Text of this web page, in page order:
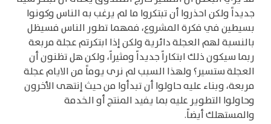
جديداً ولكن احذروا أن تبتكروا ما لم يرغب به الناس وكونوا
بسيطين في فكرة المشروع، فمهما تطور الناس فسيظل
بالنسبة لهم العجلة دائرية ولكن إذا ابتكرتم عجلة مربعة
ربما سيكون ذلك ابتكاراً جديداً ومثيراً، ولكن هل تظنون أن
العجلة ستسير؟ ولهذا السبب لم نرى يوماً من الايام عجلة
مربعة، وبناء عليه حاولوا أن تبدأوا من حيث إنتهى الأخرون
وحاولوا التطوير عليه بما يفيد المنتج أو الخدمة
والمستهلك أيضاً.